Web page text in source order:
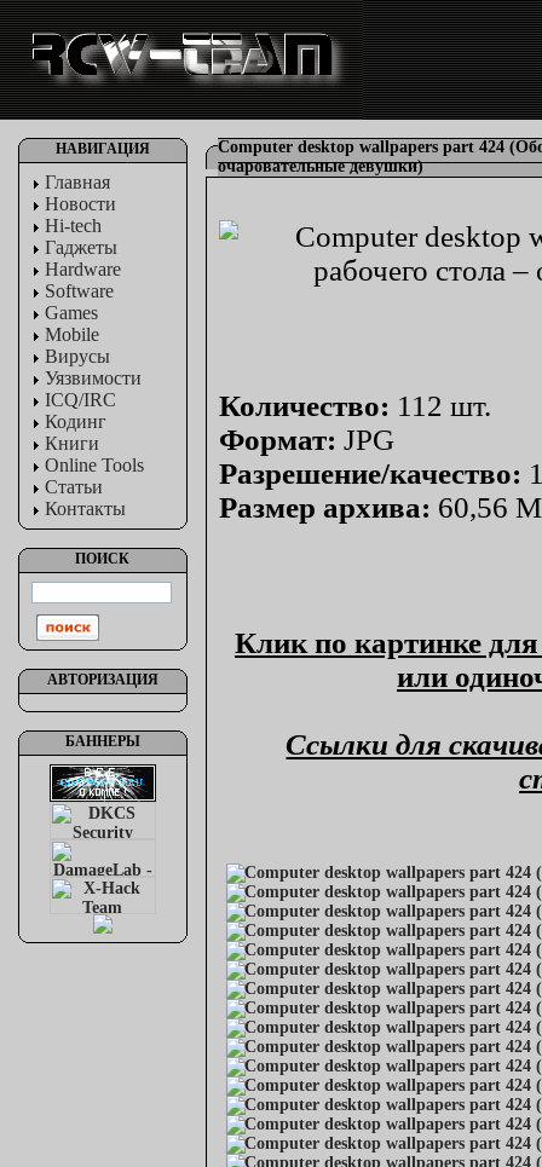
НАВИГАЦИЯ
Главная
Новости
Hi-tech
Гаджеты
Hardware
Software
Games
Mobile
Вирусы
Уязвимости
ICQ/IRC
Кодинг
Книги
Online Tools
Статьи
Контакты
ПОИСК
АВТОРИЗАЦИЯ
БАННЕРЫ
Computer desktop wallpapers part 424
очаровательные девушки)
Количество: 112 шт.
Формат: JPG
Разрешение/качество:
Размер архива: 60,56
Клик по картинке
или
Ссылки для